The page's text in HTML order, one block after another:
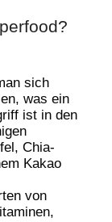
sich
was ein
ist in den
Chia-
Kakao
von